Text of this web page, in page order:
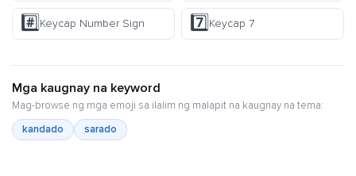
#️⃣Keycap Number Sign 7️⃣Keycap 7
Mga kaugnay na keyword
Mag-browse ng mga emoji sa ilalim ng malapit na kaugnay na tema:
kandado
sarado